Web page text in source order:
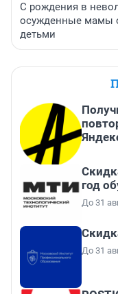
С рождения в
осужденные мамы
детьми
год
До 31
До 31